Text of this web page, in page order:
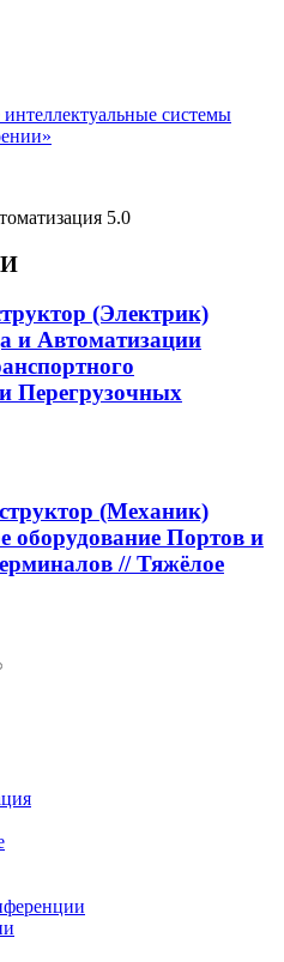
(Электрик)
и Автоматизации
Перегрузочных
(Механик)
оборудование Портов и
// Тяжёлое